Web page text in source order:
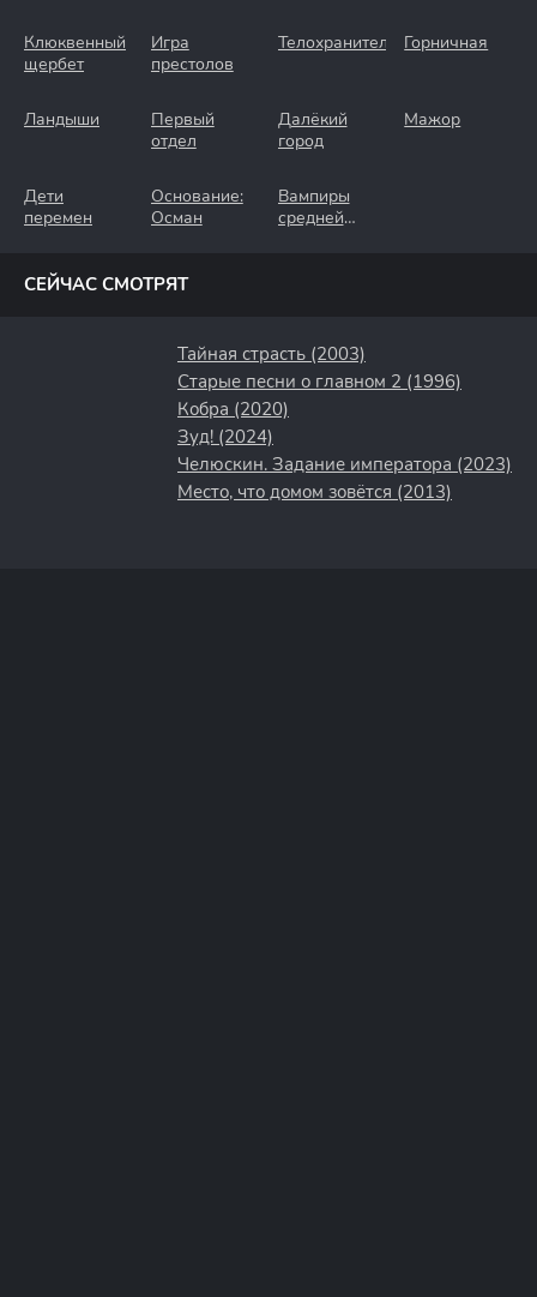
Клюквенный
щербет
Игра
престолов
Телохранители Горничная
Ландыши
Первый
отдел
Далёкий
город
Мажор
Дети
перемен
Основание:
Осман
Вампиры
средней
СЕЙЧАС СМОТРЯТ
Тайная страсть (2003)
Старые песни о главном 2 (1996)
Кобра (2020)
Зуд! (2024)
Челюскин. Задание императора (2023)
Место, что домом зовётся (2013)